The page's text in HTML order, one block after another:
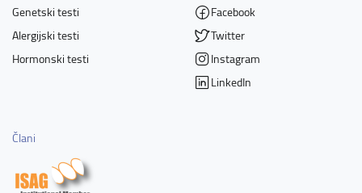
Genetski testi
Alergijski testi
Hormonski testi
Facebook
Twitter
Instagram
LinkedIn
Člani